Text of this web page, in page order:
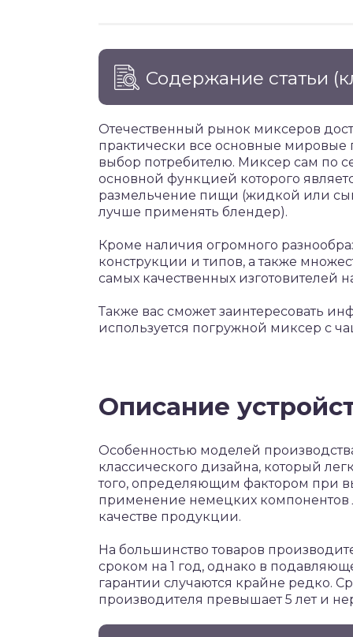
Содержание статьи
Отечественный рынок миксеров
практически все основные
выбор потребителю. Миксер сам по
основной функцией которого
размельчение пищи (жидкой или
лучше применять блендер).
Кроме наличия огромного
конструкции и типов, а также
самых качественных изготовителей
Также вас сможет заинтересовать
используется погружной миксер с
Описание
Особенностью моделей
классического дизайна, который
того, определяющим фактором при
применение немецких компонентов
качестве продукции.
На большинство товаров
сроком на 1 год, однако в
гарантии случаются крайне редко.
производителя превышает 5 лет и